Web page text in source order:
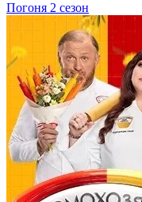
Погоня 2 сезон